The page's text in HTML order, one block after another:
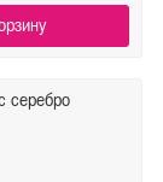
серебро